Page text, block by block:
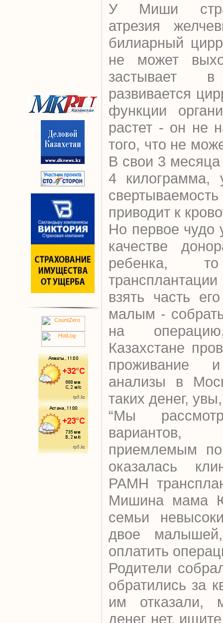
У Миши
атрезия
билиарный
не может
застывает
развивается
функции
растет - он не
того, что не
В свои 3
4 килограмма,
приводит к
Но первое чудо
качестве
ребенка,
взять часть
малым -
на
Казахстане
проживание
анализы в
таких денег,
“Мы
приемлемым
оказалась
РАМН
Мишина мама
семьи
двое малышей,
оплатить
Родители
обратились за
им отказали,
денег нет,